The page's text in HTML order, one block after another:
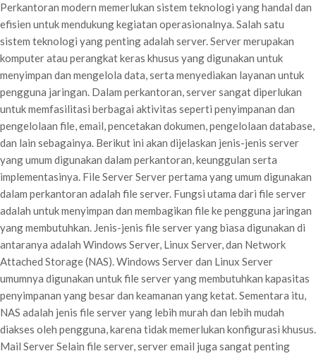
Perkantoran modern memerlukan sistem teknologi yang handal dan
efisien untuk mendukung kegiatan operasionalnya. Salah satu
sistem teknologi yang penting adalah server. Server merupakan
komputer atau perangkat keras khusus yang digunakan untuk
menyimpan dan mengelola data, serta menyediakan layanan untuk
pengguna jaringan. Dalam perkantoran, server sangat diperlukan
untuk memfasilitasi berbagai aktivitas seperti penyimpanan dan
pengelolaan file, email, pencetakan dokumen, pengelolaan database,
dan lain sebagainya. Berikut ini akan dijelaskan jenis-jenis server
yang umum digunakan dalam perkantoran, keunggulan serta
implementasinya. File Server Server pertama yang umum digunakan
dalam perkantoran adalah file server. Fungsi utama dari file server
adalah untuk menyimpan dan membagikan file ke pengguna jaringan
yang membutuhkan. Jenis-jenis file server yang biasa digunakan di
antaranya adalah Windows Server, Linux Server, dan Network
Attached Storage (NAS). Windows Server dan Linux Server
umumnya digunakan untuk file server yang membutuhkan kapasitas
penyimpanan yang besar dan keamanan yang ketat. Sementara itu,
NAS adalah jenis file server yang lebih murah dan lebih mudah
diakses oleh pengguna, karena tidak memerlukan konfigurasi khusus.
Mail Server Selain file server, server email juga sangat penting